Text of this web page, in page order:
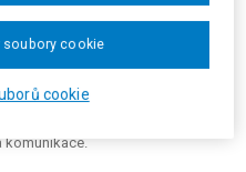
slouží ke spojení nemovitostí pro
o zařazení komunikace do
ze dne 24. 6. 2008, v němž je
komunikace.
cookie
soubory cookie